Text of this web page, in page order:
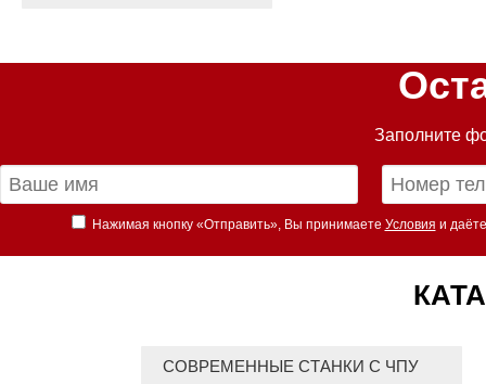
Заполните
Нажимая кнопку «Отправить», Вы принимаете Условия и
СОВРЕМЕННЫЕ СТАНКИ С ЧПУ